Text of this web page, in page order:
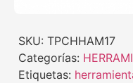
SKU: TPCHHAM17
Categorías:
Etiquetas: